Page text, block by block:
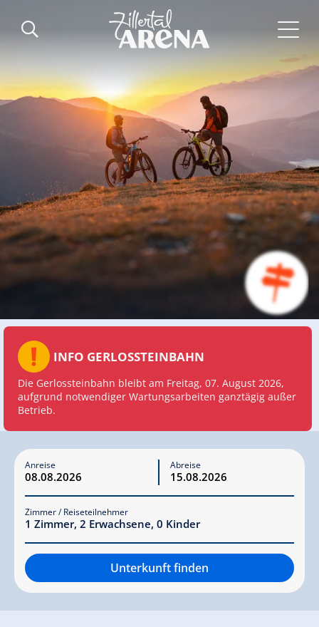
INFO GERLOSSTEINBAHN
Die Gerlossteinbahn bleibt am Freitag, 07. August 2026,
aufgrund notwendiger Wartungsarbeiten ganztägig außer
Betrieb.
Anreise Abreise
Zimmer / Reiseteilnehmer
1 Zimmer, 2 Erwachsene, 0 Kinder
Unterkunft finden